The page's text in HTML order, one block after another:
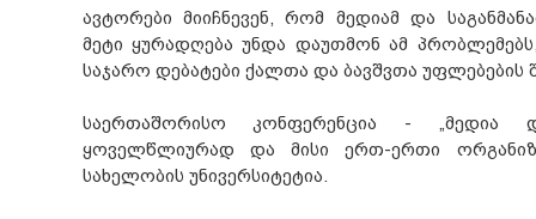
ავტორები მიიჩნევენ, რომ მედიამ და
მეტი ყურადღება უნდა დაუთმონ ამ
საჯარო დებატები ქალთა და ბავშვთა უფლებების
საერთაშორისო კონფერენცია - „მედია
ყოველწლიურად და მისი ერთ-ერთი
სახელობის უნივერსიტეტია.